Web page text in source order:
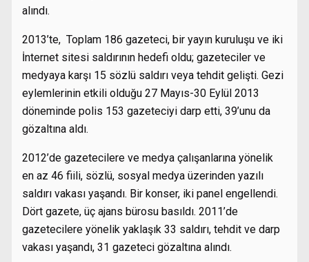
alındı.
2013’te, Toplam 186 gazeteci, bir yayın kuruluşu ve iki
İnternet sitesi saldırının hedefi oldu; gazeteciler ve
medyaya karşı 15 sözlü saldırı veya tehdit gelişti. Gezi
eylemlerinin etkili olduğu 27 Mayıs-30 Eylül 2013
döneminde polis 153 gazeteciyi darp etti, 39’unu da
gözaltına aldı.
2012’de gazetecilere ve medya çalışanlarına yönelik
en az 46 fiili, sözlü, sosyal medya üzerinden yazılı
saldırı vakası yaşandı. Bir konser, iki panel engellendi.
Dört gazete, üç ajans bürosu basıldı. 2011’de
gazetecilere yönelik yaklaşık 33 saldırı, tehdit ve darp
vakası yaşandı, 31 gazeteci gözaltına alındı.